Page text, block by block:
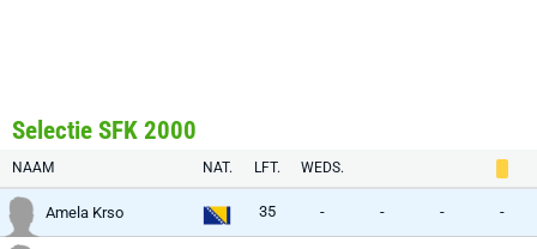
Selectie SFK 2000
NAAM NAT. LFT. WEDS.
Amela Krso 35 - - - -